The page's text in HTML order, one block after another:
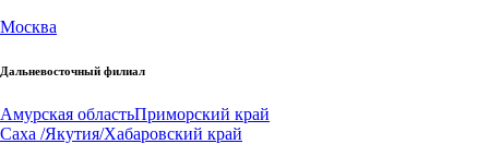
Москва
Дальневосточный филиал
Амурская областьПриморский край
Саха /Якутия/Хабаровский край